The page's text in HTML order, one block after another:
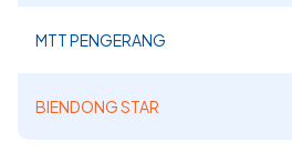
MTT PENGERANG
BIENDONG STAR